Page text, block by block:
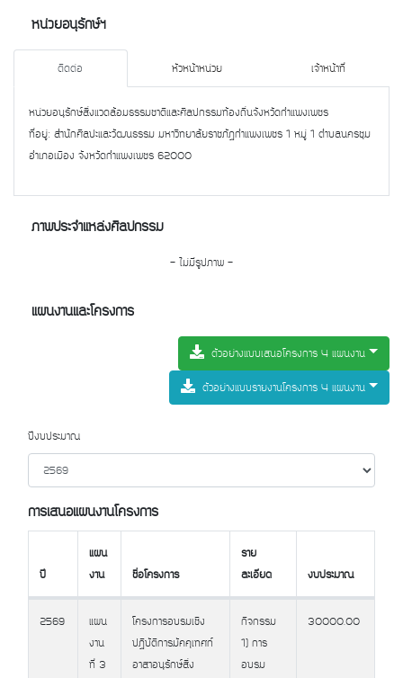
หน่วยอนุรักษ์ฯ
ติดต่อ หัวหน้าหน่วย เจ้าหน้าที่
หน่วยอนุรักษ์สิ่งแวดล้อมธรรมชาติและศิลปกรรมท้องถิ่นจังหวัดกำแพงเพชร
ที่อยู่: สำนักศิลปะและวัฒนธรรม มหาวิทยาลัยราชภัฏกำแพงเพชร 1 หมู่ 1 ตำบลนครชุม
อำเภอเมือง จังหวัดกำแพงเพชร 62000
ภาพประจำแหล่งศิลปกรรม
- ไม่มีรูปภาพ -
แผนงานและโครงการ
ตัวอย่างแบบเสนอโครงการ 4 แผนงาน
ตัวอย่างแบบรายงานโครงการ 4 แผนงาน
ปีงบประมาณ
การเสนอแผนงานโครงการ
ปี
แผน
งาน
ชื่อโครงการ
ราย
ละเอียด
งบประมาณ
2569
แผน
งาน
ที่ 3
โครงการอบรมเชิง
ปฏิบัติการมัคคุเทศก์
อาสาอนุรักษ์สิ่ง
กิจกรรม
1) การ
อบรม
30000.00